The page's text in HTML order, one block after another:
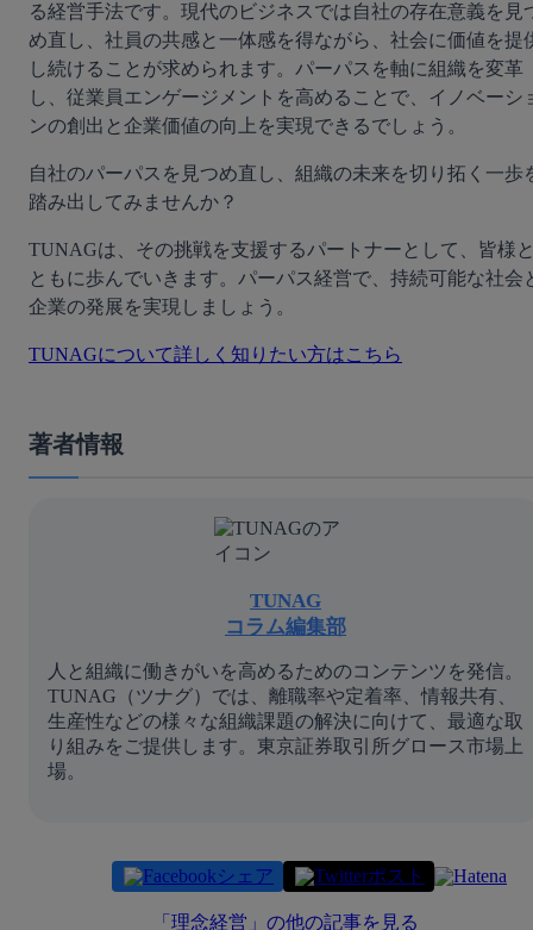
る経営手法です。現代のビジネスでは自社の存在意義を見
め直し、社員の共感と一体感を得ながら、社会に価値を提
し続けることが求められます。パーパスを軸に組織を変革
し、従業員エンゲージメントを高めることで、イノベーシ
ンの創出と企業価値の向上を実現できるでしょう。
自社のパーパスを見つめ直し、組織の未来を切り拓く一歩
踏み出してみませんか？
TUNAGは、その挑戦を支援するパートナーとして、皆様
ともに歩んでいきます。パーパス経営で、持続可能な社会
企業の発展を実現しましょう。
TUNAGについて詳しく知りたい方はこちら
著者情報
TUNAG
コラム編集部
人と組織に働きがいを高めるためのコンテンツを発信。
TUNAG（ツナグ）では、離職率や定着率、情報共有、
生産性などの様々な組織課題の解決に向けて、最適な取
り組みをご提供します。東京証券取引所グロース市場上
場。
シェア ポスト
「 理念経営 」の他の記事を見る